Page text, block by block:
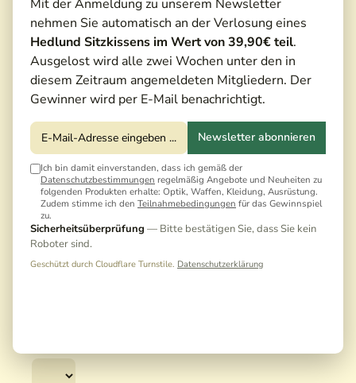
Mit der Anmeldung zu unserem Newsletter
nehmen Sie automatisch an der Verlosung eines
Hedlund Sitzkissens im Wert von 39,90€ teil.
Ausgelost wird alle zwei Wochen unter den in
diesem Zeitraum angemeldeten Mitgliedern. Der
Gewinner wird per E-Mail benachrichtigt.
Newsletter abonnieren
Ich bin damit einverstanden, dass ich gemäß der
Datenschutzbestimmungen regelmäßig Angebote und Neuheiten zu
folgenden Produkten erhalte: Optik, Waffen, Kleidung, Ausrüstung.
Zudem stimme ich den Teilnahmebedingungen für das Gewinnspiel
zu.
Sicherheitsüberprüfung — Bitte bestätigen Sie, dass Sie kein
Roboter sind.
Geschützt durch Cloudflare Turnstile. Datenschutzerklärung
28,00 €*
Preise inkl. MwSt. zzgl. Versandkosten